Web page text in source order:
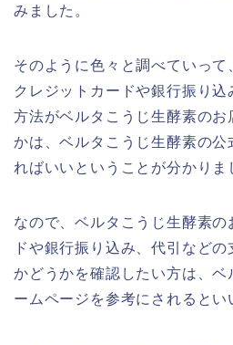
みました。
そのように色々と調べていって
クレジットカードや銀行振り
方法がベルタこうじ生酵素のお
かは、ベルタこうじ生酵素の公
ればいいということが分かりま
なので、ベルタこうじ生酵素の
ドや銀行振り込み、代引など
かどうかを確認したい方は、ベ
ームページを参考にされるとい